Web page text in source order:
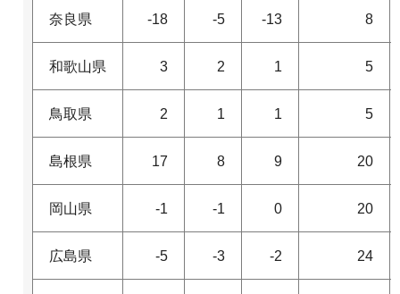
奈良県 -18 -5 -13 8
和歌山県 3 2 1 5
鳥取県 2 1 1 5
島根県 17 8 9 20
岡山県 -1 -1 0 20
広島県 -5 -3 -2 24